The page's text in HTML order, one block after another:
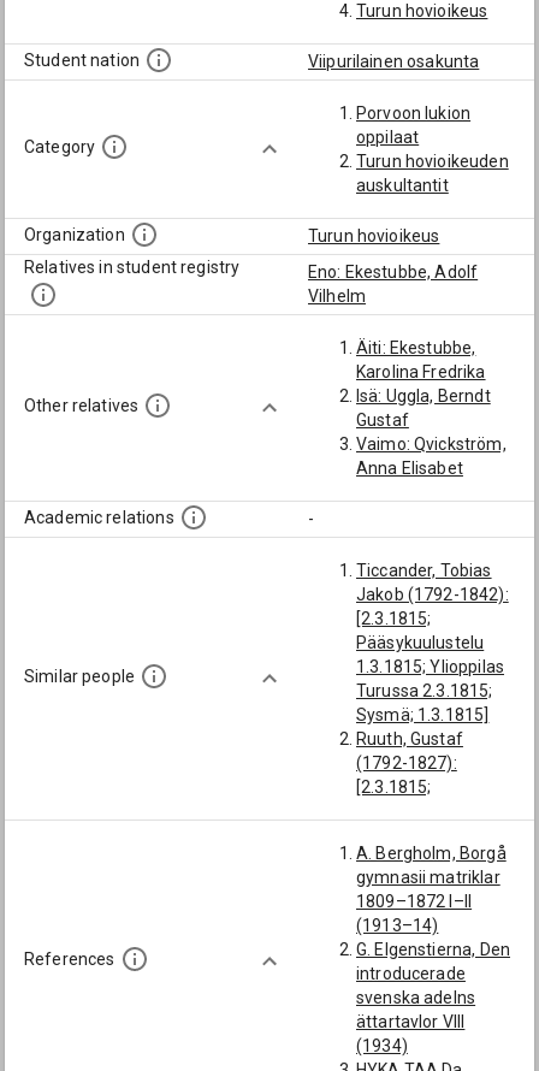
Turun hovioikeus
Student nation Viipurilainen osakunta
Category
Porvoon lukion
oppilaat
Turun hovioikeuden
auskultantit
Organization
Turun hovioikeus
Relatives in student registry
Eno: Ekestubbe, Adolf
Vilhelm
Other relatives
Äiti: Ekestubbe,
Karolina Fredrika
Isä: Uggla, Berndt
Gustaf
Vaimo: Qvickström,
Anna Elisabet
Academic relations -
Similar people
Ticcander, Tobias
Jakob (1792-1842):
[2.3.1815;
Pääsykuulustelu
1.3.1815; Ylioppilas
Turussa 2.3.1815;
Sysmä; 1.3.1815]
Ruuth, Gustaf
(1792-1827):
[2.3.1815;
Turussa 2.3.1815;
Viipurilaisen
osakunnan jäsen
4.3.1815; 4.3.1815]
Ticcander, Anders
David (1796-1868):
[Turun hovioikeuden
auskultantti
20.6.1817;
References
A. Bergholm, Borgå
gymnasii matriklar
1809–1872 I–II
(1913–14)
G. Elgenstierna, Den
introducerade
svenska adelns
ättartavlor VIII
(1934)